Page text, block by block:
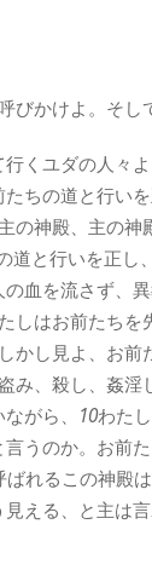
かけよ。そし
くユダの人々
ちの道と行い
の神殿、主の
道と行いを正し
血を流さず、
しはお前たちを
かし見よ、お前
盗み、殺し、姦淫
がら、 10わた
うのか。お前
れるこの神殿
える、と主は言